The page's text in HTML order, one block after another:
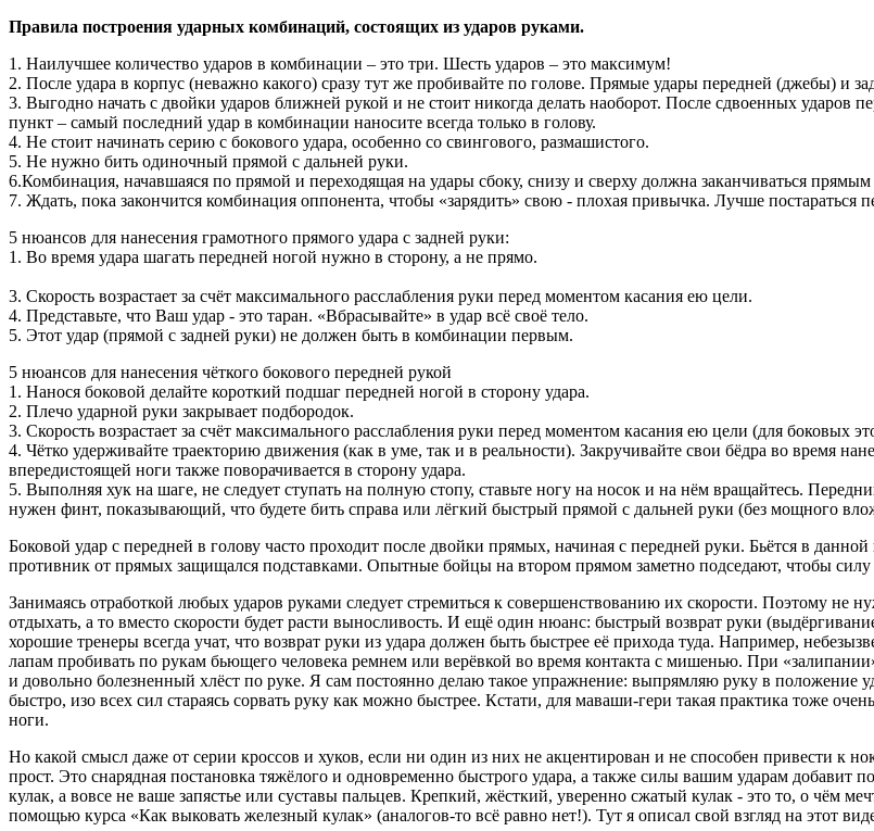
Правила построения ударных комбинаций, состоящих из ударов руками.
1. Наилучшее количество ударов в комбинации – это три. Шесть ударов – это максимум!
2. После удара в корпус (неважно какого) сразу тут же пробивайте по голове. Прямые удары передней (джебы) и
3. Выгодно начать с двойки ударов ближней рукой и не стоит никогда делать наоборот. После сдвоенных ударов
пункт – самый последний удар в комбинации наносите всегда только в голову.
4. Не стоит начинать серию с бокового удара, особенно со свингового, размашистого.
5. Не нужно бить одиночный прямой с дальней руки.
6.Комбинация, начавшаяся по прямой и переходящая на удары сбоку, снизу и сверху должна заканчиваться прямым
7. Ждать, пока закончится комбинация оппонента, чтобы «зарядить» свою - плохая привычка. Лучше постараться
5 нюансов для нанесения грамотного прямого удара с задней руки:
1. Во время удара шагать передней ногой нужно в сторону, а не прямо.
3. Скорость возрастает за счёт максимального расслабления руки перед моментом касания ею цели.
4. Представьте, что Ваш удар - это таран. «Вбрасывайте» в удар всё своё тело.
5. Этот удар (прямой с задней руки) не должен быть в комбинации первым.
5 нюансов для нанесения чёткого бокового передней рукой
1. Нанося боковой делайте короткий подшаг передней ногой в сторону удара.
2. Плечо ударной руки закрывает подбородок.
3. Скорость возрастает за счёт максимального расслабления руки перед моментом касания ею цели (для боковых
4. Чётко удерживайте траекторию движения (как в уме, так и в реальности). Закручивайте свои бёдра во время
впередистоящей ноги также поворачивается в сторону удара.
5. Выполняя хук на шаге, не следует ступать на полную стопу, ставьте ногу на носок и на нём вращайтесь.
нужен финт, показывающий, что будете бить справа или лёгкий быстрый прямой с дальней руки (без мощного
Боковой удар с передней в голову часто проходит после двойки прямых, начиная с передней руки. Бьётся в
противник от прямых защищался подставками. Опытные бойцы на втором прямом заметно подседают, чтобы
Занимаясь отработкой любых ударов руками следует стремиться к совершенствованию их скорости. Поэтому не
отдыхать, а то вместо скорости будет расти выносливость. И ещё один нюанс: быстрый возврат руки
хорошие тренеры всегда учат, что возврат руки из удара должен быть быстрее её прихода туда. Например,
лапам пробивать по рукам бьющего человека ремнем или верёвкой во время контакта с мишенью. При
и довольно болезненный хлёст по руке. Я сам постоянно делаю такое упражнение: выпрямляю руку в положение
быстро, изо всех сил стараясь сорвать руку как можно быстрее. Кстати, для маваши-гери такая практика тоже
ноги.
Но какой смысл даже от серии кроссов и хуков, если ни один из них не акцентирован и не способен привести к
прост. Это снарядная постановка тяжёлого и одновременно быстрого удара, а также силы вашим ударам добавит
кулак, а вовсе не ваше запястье или суставы пальцев. Крепкий, жёсткий, уверенно сжатый кулак - это то, о чём
помощью курса «Как выковать железный кулак» (аналогов-то всё равно нет!). Тут я описал свой взгляд на этот